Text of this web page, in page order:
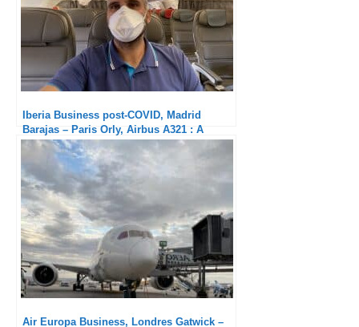
Iberia Business post-COVID, Madrid
Barajas – Paris Orly, Airbus A321 : A
quand le retour d’un plateau ?
Air Europa Business, Londres Gatwick –